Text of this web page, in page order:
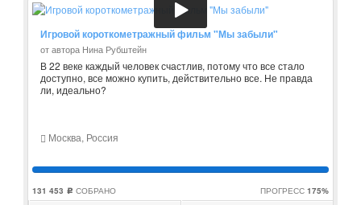
Игровой короткометражный фильм "Мы забыли"
от автора Нина Рубштейн
В 22 веке каждый человек счастлив, потому что все стало
доступно, все можно купить, действительно все. Не правда
ли, идеально?
Москва, Россия
131 453 c СОБРАНО ПРОГРЕСС 175%